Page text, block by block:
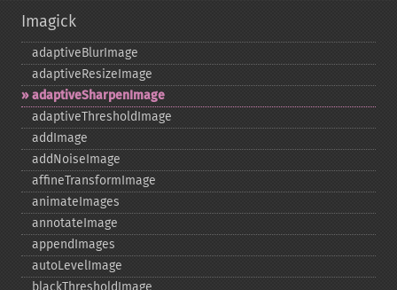
Imagick
adaptiveBlurImage
adaptiveResizeImage
adaptiveSharpenImage
adaptiveThresholdImage
addImage
addNoiseImage
affineTransformImage
animateImages
annotateImage
appendImages
autoLevelImage
blackThresholdImage